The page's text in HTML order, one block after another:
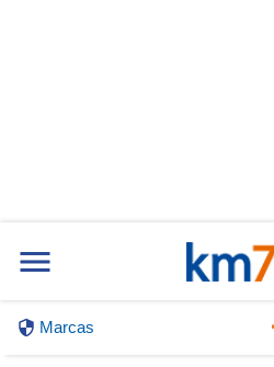
Marcas